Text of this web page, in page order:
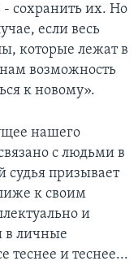
сохранить их. Но
если весь
которые лежат в
возможность
к новому».
нашего
с людьми в
судья призывает
к своим
и
в личные
теснее и теснее...